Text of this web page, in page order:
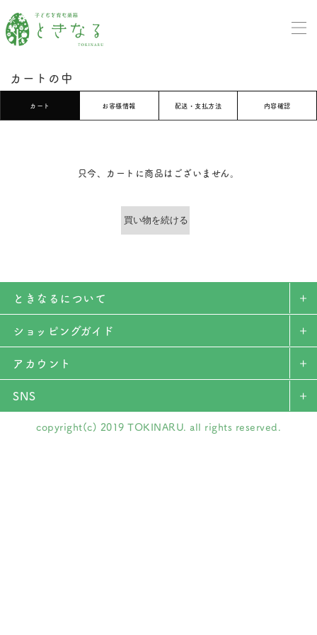
カートの中
カート お客様情報 配送・支払方法 内容確認
只今、カートに商品はございません。
ときなるについて
ショッピングガイド
アカウント
SNS
copyright(c) 2019 TOKINARU. all rights reserved.